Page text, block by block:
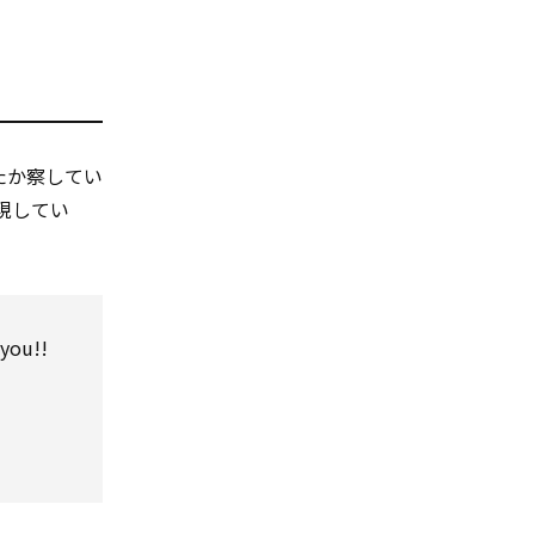
か察してい
してい